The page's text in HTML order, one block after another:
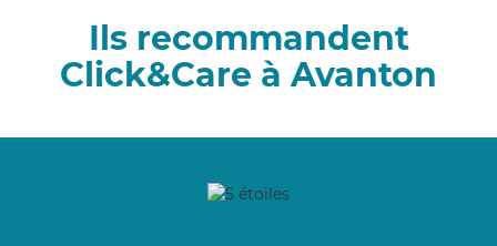
Ils recommandent
Click&Care à Avanton